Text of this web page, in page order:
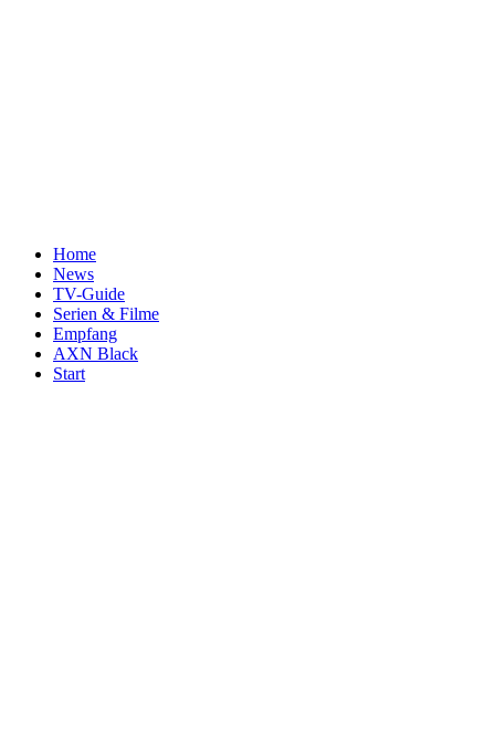
Home
News
TV-Guide
Serien & Filme
Empfang
AXN Black
Start